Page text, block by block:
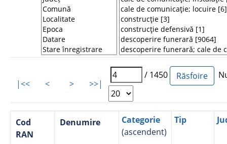
|<< < > >>|
/ 1450
Cod
RAN
Denumire
Categorie
(ascendent)
Tip